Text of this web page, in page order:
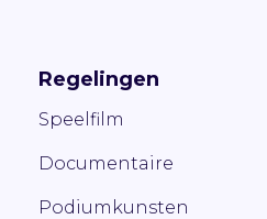
Regelingen
Speelfilm
Documentaire
Podiumkunsten